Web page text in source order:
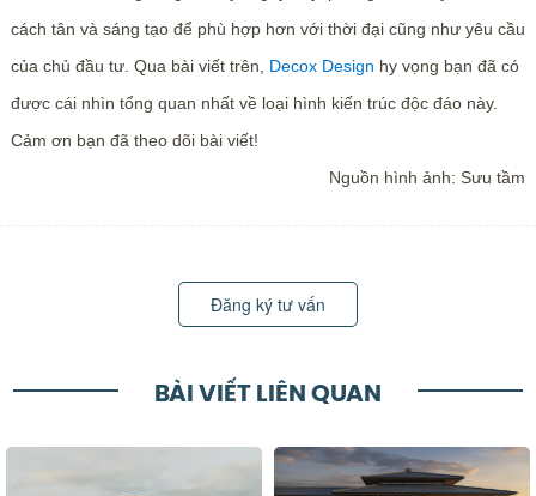
cách tân và sáng tạo để phù hợp hơn với thời đại cũng như yêu cầu
của chủ đầu tư. Qua bài viết trên, Decox Design hy vọng bạn đã có
được cái nhìn tổng quan nhất về loại hình kiến trúc độc đáo này.
Cảm ơn bạn đã theo dõi bài viết!
Nguồn hình ảnh: Sưu tầm
Đăng ký tư vấn
BÀI VIẾT LIÊN QUAN